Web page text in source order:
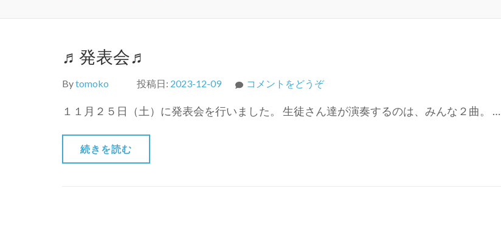
♬発表会♬
Bytomoko 投稿日: 2023-12-09 コメントをどうぞ(♬
表
１１月２５日（土）に発表会を行いました。 生徒さん達が演奏するのは、みんな２曲。 …
続きを読む